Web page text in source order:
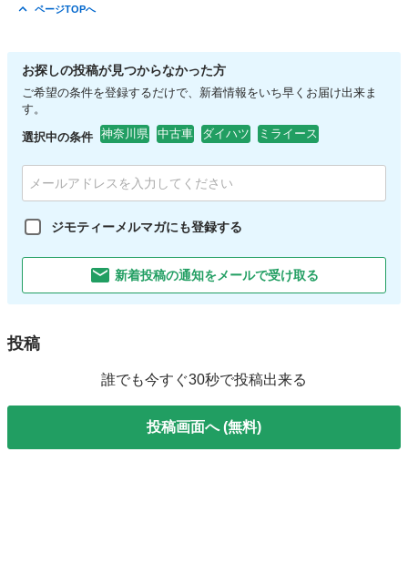
ページTOPへ
お探しの投稿が見つからなかった方
ご希望の条件を登録するだけで、新着情報をいち早くお届け出来ま
す。
選択中の条件 神奈川県 中古車 ダイハツ ミライース
ジモティーメルマガにも登録する
新着投稿の通知をメールで受け取る
投稿
誰でも今すぐ30秒で投稿出来る
投稿画面へ (無料)